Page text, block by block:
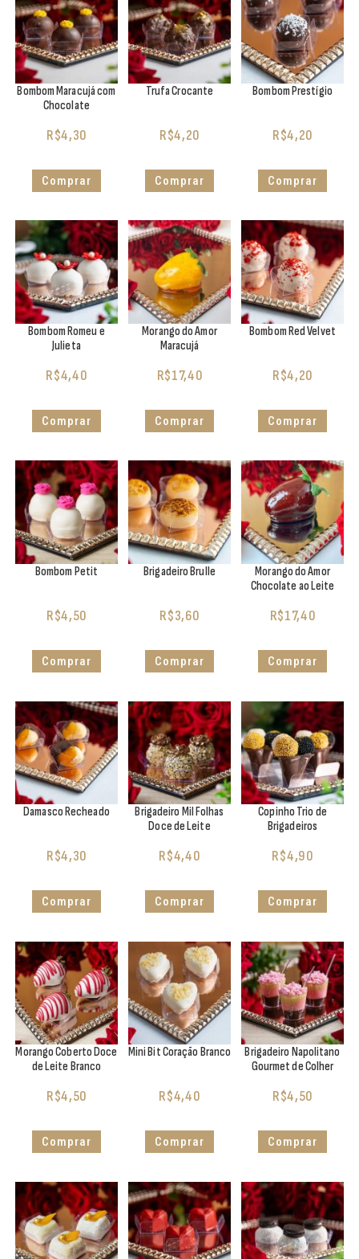
Bombom Maracujá com
Chocolate
R$4,30
Comprar
Trufa Crocante
R$4,20
Comprar
Bombom Prestígio
R$4,20
Comprar
Bombom Romeu e
Julieta
R$4,40
Comprar
Morango do Amor
Maracujá
R$17,40
Comprar
Bombom Red Velvet
R$4,20
Comprar
Bombom Petit
R$4,50
Comprar
Brigadeiro Brulle
R$3,60
Comprar
Morango do Amor
Chocolate ao Leite
R$17,40
Comprar
Damasco Recheado
R$4,30
Comprar
Brigadeiro Mil Folhas
Doce de Leite
R$4,40
Comprar
Copinho Trio de
Brigadeiros
R$4,90
Comprar
Morango Coberto Doce
de Leite Branco
R$4,50
Comprar
Mini Bit Coração Branco
R$4,40
Comprar
Brigadeiro Napolitano
Gourmet de Colher
R$4,50
Comprar